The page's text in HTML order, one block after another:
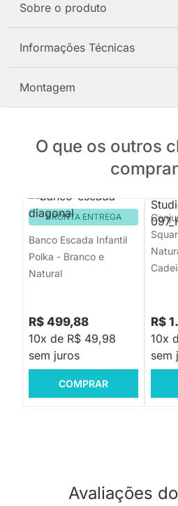
Sobre o produto
Informações Técnicas
Montagem
O que os outros
PRONTA ENTREGA
Banco Escada Infantil
Polka - Branco e
Natural
R$ 499,88
10x de R$ 49,98
sem juros
COMPRAR
R$
10x
sem
Avaliações